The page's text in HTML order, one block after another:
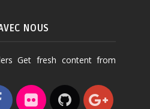
NOUS
Get fresh content from